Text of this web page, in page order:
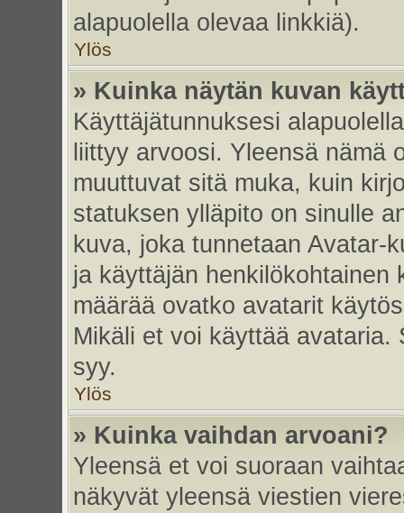
alapuolella olevaa linkkiä).
Ylös
» Kuinka näytän kuvan
Käyttäjätunnuksesi
liittyy arvoosi. Yleensä nämä
muuttuvat sitä muka, kuin
statuksen ylläpito on sinulle
kuva, joka tunnetaan Avatar-
ja käyttäjän henkilökohtainen
määrää ovatko avatarit
Mikäli et voi käyttää
syy.
Ylös
» Kuinka vaihdan arvoani?
Yleensä et voi suoraan
näkyvät yleensä viestien